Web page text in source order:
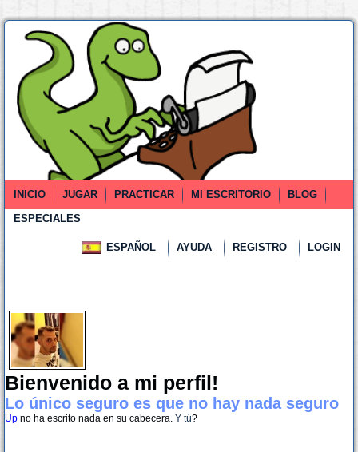
INICIO JUGAR PRACTICAR MI ESCRITORIO
BLOG
ESPECIALES
ESPAÑOL AYUDA REGISTRO LOGIN
Bienvenido a mi perfil!
Lo único seguro es que no hay nada seguro
Up no ha escrito nada en su cabecera. Y tú?